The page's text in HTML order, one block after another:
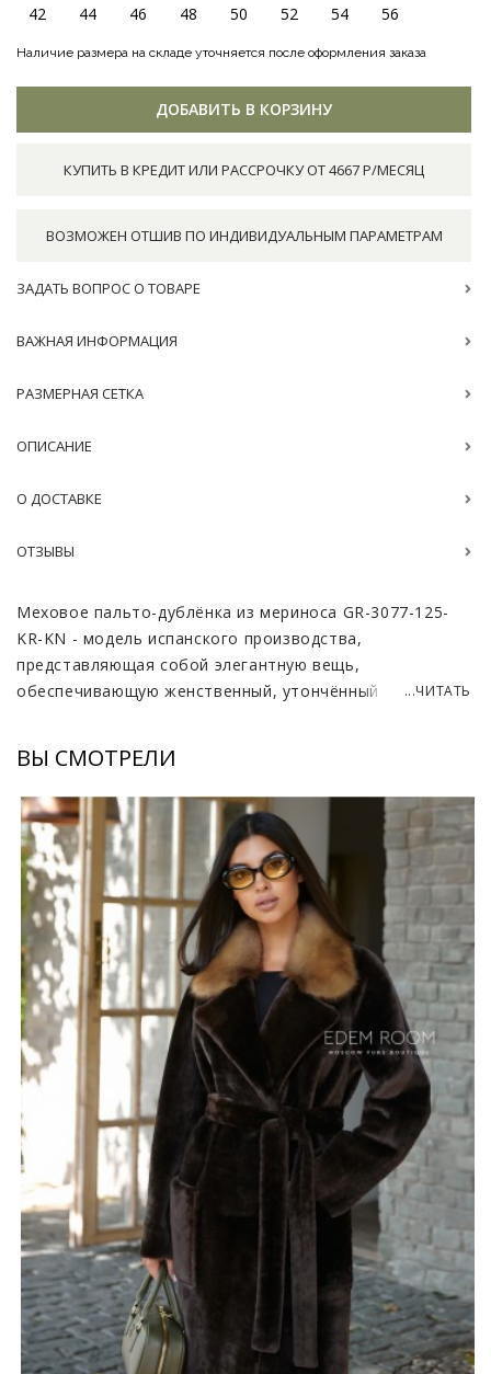
42 44 46 48 50 52 54 56
Наличие размера на складе уточняется после оформления заказа
ДОБАВИТЬ В КОРЗИНУ
КУПИТЬ В КРЕДИТ ИЛИ РАССРОЧКУ ОТ 4667 Р/МЕСЯЦ
ВОЗМОЖЕН ОТШИВ ПО ИНДИВИДУАЛЬНЫМ ПАРАМЕТРАМ
ЗАДАТЬ ВОПРОС О ТОВАРЕ
ВАЖНАЯ ИНФОРМАЦИЯ
РАЗМЕРНАЯ СЕТКА
ОПИСАНИЕ
О ДОСТАВКЕ
ОТЗЫВЫ
Меховое пальто-дублёнка из мериноса GR-3077-125-
KR-KN - модель испанского производства,
представляющая собой элегантную вещь,
обеспечивающую женственный, утончённый образ и
вкус своей обладательницы. Испанская овчина
меринос, используемая в пошиве, славится своей
мягкостью и теплом, что делает каждую носку
поистине комфортной. Изящный фасон пальто
стильно облегает фигуру, а глубокие тона
натуральной шерсти придают образу роскошь.
Особым акцентом данной модели является воротник,
выполненный из меха куницы. Это эффектное
украшение не только добавляет изюминку, но и
хорошо согревает. Мех создаёт красивое сочетание с
основным материалом, подчеркивая уникальность
дизайна.
Внутренняя отделка выполнена из нежной, эластичной
кожи ягнёнка. Каждое прикосновение к этому
материалу дарит приятные ощущения лёгкости,
наполняя образ гармонией и комфортом. Модель
имеет пояс, а также карманы по бокам.
*описание несет информационный характер, состав и
правила ухода могут быть изменены производителем
...ЧИТАТЬ
ВЫ СМОТРЕЛИ